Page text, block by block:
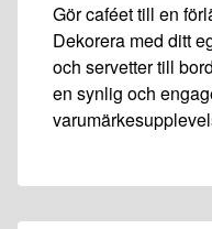
Gör caféet till en
Dekorera med ditt
och servetter till
en synlig och